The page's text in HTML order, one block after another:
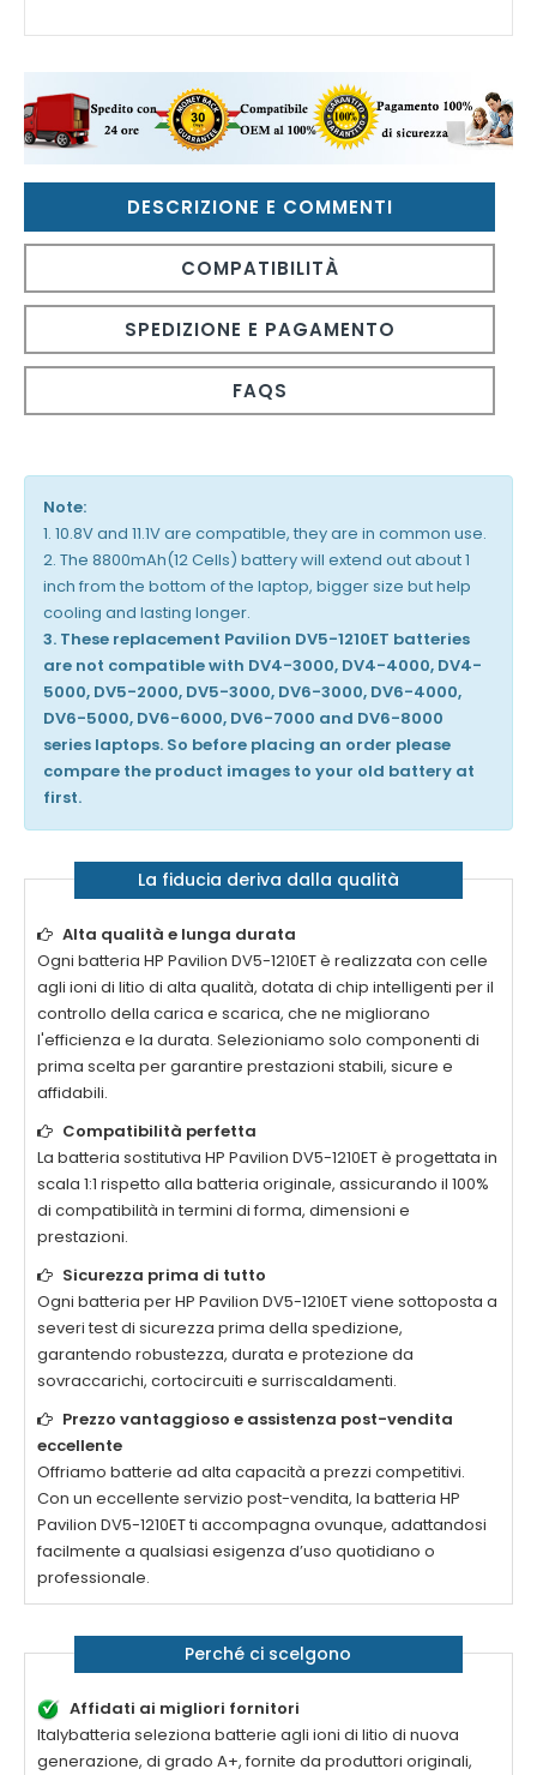
DESCRIZIONE E COMMENTI
COMPATIBILITÀ
SPEDIZIONE E PAGAMENTO
FAQS
Note:
1. 10.8V and 11.1V are compatible, they are in common use.
2. The 8800mAh(12 Cells) battery will extend out about 1
inch from the bottom of the laptop, bigger size but help
cooling and lasting longer.
3. These replacement Pavilion DV5-1210ET batteries
are not compatible with DV4-3000, DV4-4000, DV4-
5000, DV5-2000, DV5-3000, DV6-3000, DV6-4000,
DV6-5000, DV6-6000, DV6-7000 and DV6-8000
series laptops. So before placing an order please
compare the product images to your old battery at
first.
La fiducia deriva dalla qualità
Alta qualità e lunga durata
Ogni batteria HP Pavilion DV5-1210ETè realizzata con celle
agli ioni di litio di alta qualità, dotata di chip intelligenti per il
controllo della carica e scarica, che ne migliorano
l'efficienza e la durata. Selezioniamo solo componenti di
prima scelta per garantire prestazioni stabili, sicure e
affidabili.
Compatibilità perfetta
La batteria sostitutiva HP Pavilion DV5-1210ETè progettata in
scala 1:1 rispetto alla batteria originale, assicurando il 100%
di compatibilità in termini di forma, dimensioni e
prestazioni.
Sicurezza prima di tutto
Ogni batteria per HP Pavilion DV5-1210ETviene sottoposta a
severi test di sicurezza prima della spedizione,
garantendo robustezza, durata e protezione da
sovraccarichi, cortocircuiti e surriscaldamenti.
Prezzo vantaggioso e assistenza post-vendita
eccellente
Offriamo batterie ad alta capacità a prezzi competitivi.
Con un eccellente servizio post-vendita, la batteria HP
Pavilion DV5-1210ETti accompagna ovunque, adattandosi
facilmente a qualsiasi esigenza d’uso quotidiano o
professionale.
Perché ci scelgono
Affidati ai migliori fornitori
Italybatteria seleziona batterie agli ioni di litio di nuova
generazione, di grado A+, fornite da produttori originali,